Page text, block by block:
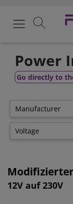
Power
Go directly to
Manufacturer
Victron
FraRon
Voltage
48V to 230V
12V auf 230V